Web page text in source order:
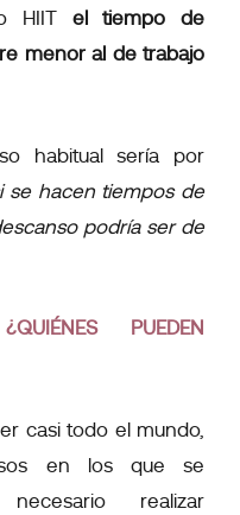
HIIT el tiempo de
menor al de trabajo
habitual sería por
se hacen tiempos de
podría ser de
PUEDEN
casi todo el mundo,
en los que se
realizar